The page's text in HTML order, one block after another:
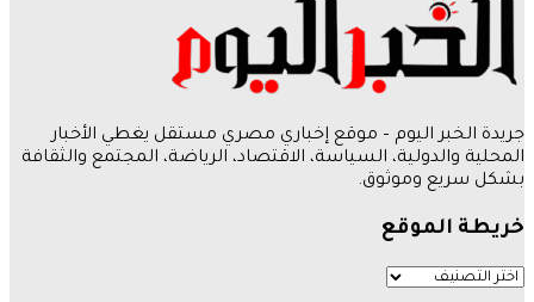
جريدة الخبر اليوم – موقع إخباري مصري مستقل يغطي الأخبار
المحلية والدولية، السياسة، الاقتصاد، الرياضة، المجتمع والثقافة
بشكل سريع وموثوق.
خريطة الموقع